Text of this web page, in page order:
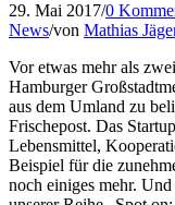
29. Mai 2017/0
News/von Mathias
Vor etwas mehr als
Hamburger
aus dem Umland zu
Frischepost. Das
Lebensmittel,
Beispiel für die
noch einiges mehr.